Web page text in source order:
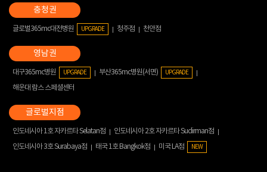
글로벌365mc대전병원 UPGRADE 청주점 천안점
대구365mc병원 UPGRADE 부산365mc병원(서면) UPGRADE
해운대 람스 스페셜센터
인도네시아 1호 자카르타 Selatan점
인도네시아 2호 자카르타 Sudirman점
인도네시아 3호 Surabaya점
태국 1호 Bangkok점 미국 LA점 NEW